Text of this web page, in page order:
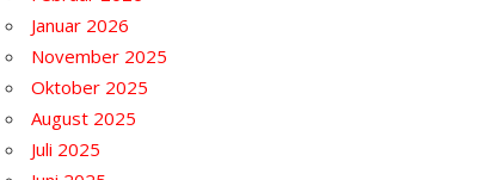
Januar 2026
November 2025
Oktober 2025
August 2025
Juli 2025